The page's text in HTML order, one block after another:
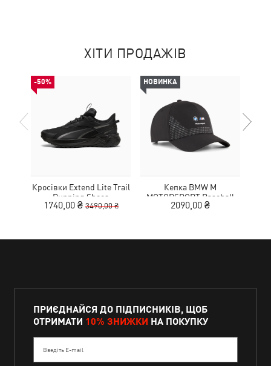
ХІТИ ПРОДАЖІВ
-50%
Кросівки Extend Lite Trail
Running Shoes
1740,00 ₴ 3490,00 ₴
НОВИНКА
Кепка BMW M
MOTORSPORT Baseball
Cap
2090,00 ₴
ПРИЄДНАЙСЯ ДО ПІДПИСНИКІВ, ЩОБ
ОТРИМАТИ 10% ЗНИЖКИ НА ПОКУПКУ
Введіть E-mail